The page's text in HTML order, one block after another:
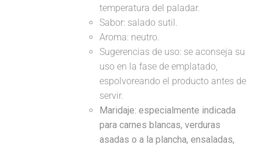
temperatura del paladar.
Sabor: salado sutil.
Aroma: neutro.
Sugerencias de uso: se aconseja su
uso en la fase de emplatado,
espolvoreando el producto antes de
servir.
Maridaje: especialmente indicada
para carnes blancas, verduras
asadas o a la plancha, ensaladas,